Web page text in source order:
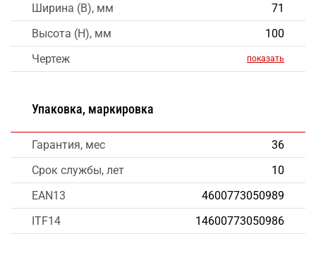
Ширина (B), мм
71
Высота (H), мм
100
Чертеж
показать
Упаковка, маркировка
Гарантия, мес
36
Срок службы, лет
10
EAN13
4600773050989
ITF14
14600773050986